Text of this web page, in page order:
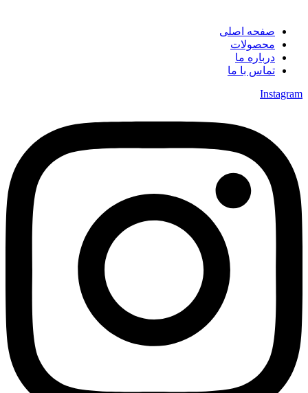
صفحه اصلی
محصولات
درباره ما
تماس با ما
Instagram